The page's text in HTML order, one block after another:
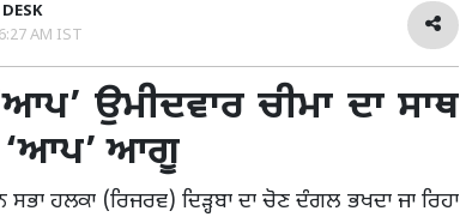
AM IST
ਉਮੀਦਵਾਰ ਚੀਮਾ ਦਾ ਸਾਥ
‘ਆਪ’ ਆਗੂ
ਸਭਾ ਹਲਕਾ (ਰਿਜਰਵ) ਦਿੜ੍ਹਬਾ ਦਾ ਚੋਣ ਦੰਗਲ ਭਖਦਾ ਜਾ ਰਿਹਾ